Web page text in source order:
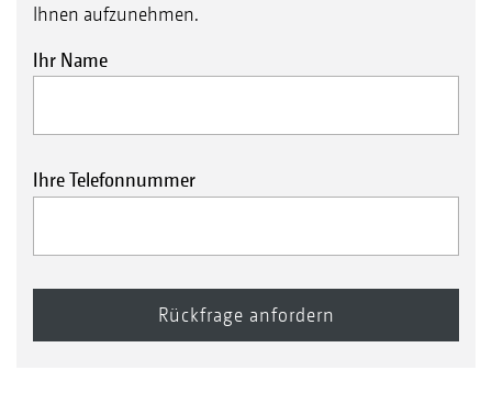
Ihnen aufzunehmen.
Ihr Name
Ihre Telefonnummer